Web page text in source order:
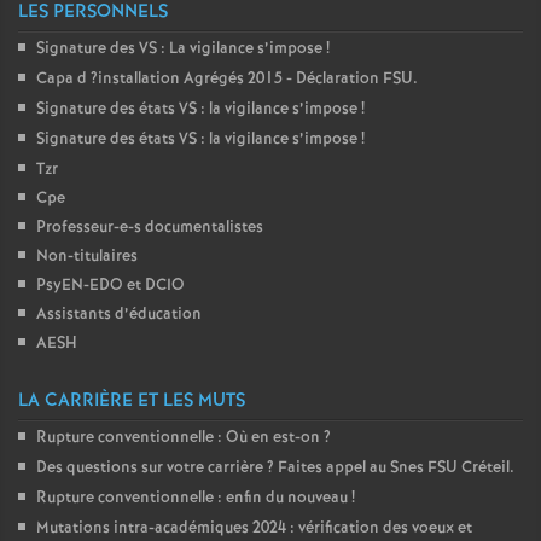
LES PERSONNELS
Signature des VS : La vigilance s’impose!
Capa d ?installation Agrégés 2015 - Déclaration FSU.
Signature des états VS : la vigilance s’impose!
Signature des états VS : la vigilance s’impose!
Tzr
Cpe
Professeur-e-s documentalistes
Non-titulaires
PsyEN-EDO et DCIO
Assistants d’éducation
AESH
LA CARRIÈRE ET LES MUTS
Rupture conventionnelle : Où en est-on ?
Des questions sur votre carrière? Faites appel au Snes FSU Créteil.
Rupture conventionnelle : enfin du nouveau!
Mutations intra-académiques 2024 : vérification des voeux et